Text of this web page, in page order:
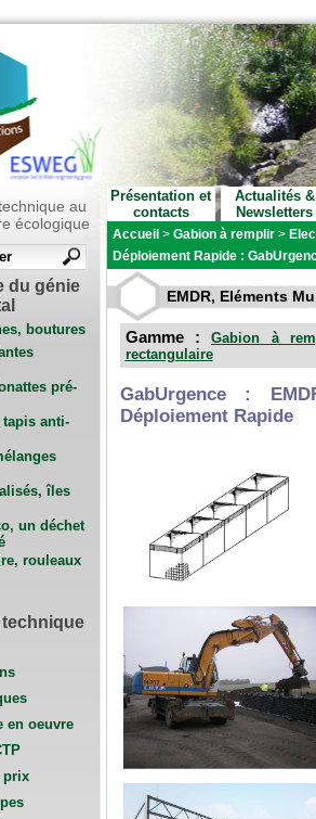
au
écologique
du génie
boutures
pré-
tapis anti-
îles
un déchet
rouleaux
en oeuvre
prix
Présentation et
contacts
Actualités &
Newsletters
Accueil > Gabion à remplir >
Déploiement Rapide :
EMDR, Eléments
Gamme :Gabion à
rectangulaire
GabUrgence :
Déploiement Rapide